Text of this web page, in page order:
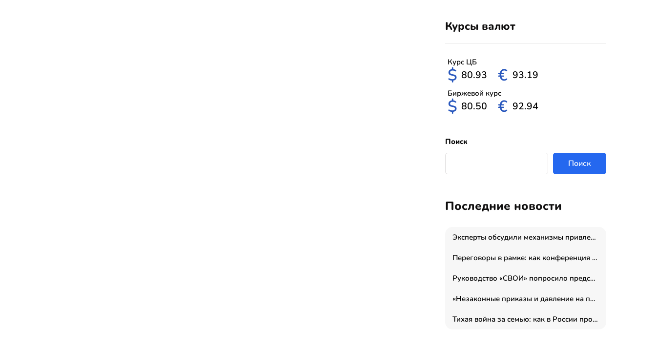
Курсы валют
Курс ЦБ
$ 80.93 € 93.19
Биржевой курс
$ 80.50 € 92.94
Поиск
Поиск
Последние новости
Эксперты обсудили механизмы привлечения молодых специалистов в промышленные города
Переговоры в рамке: как конференция «Бизнес как искусство» переформатирует деловой этикет в стенах ТПП РФ
Руководство «СВОИ» попросило председателя СКР дать правовую оценку обысков в тыловом штабе
«Незаконные приказы и давление на полицию»: Эрнеста Султанова задержали у посольства Израиля во время одиночного пикета
Тихая война за семью: как в России прошла неделя правовой помощи